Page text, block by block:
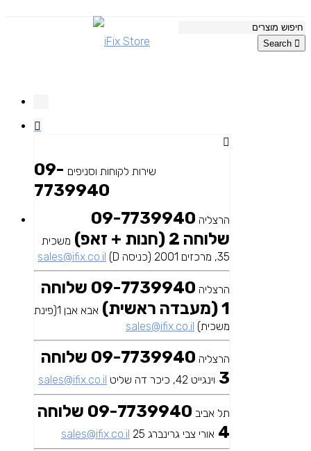
Search
שירות לקוחות וסניפים 09-
7739940
הרצליה 09-7739940
שלוחה 2 (חנות + זאפ)
משכית
35, מרכזים 2001 (כניסה D)
sales@ifix.co.il
הרצליה
09-7739940 שלוחה
1 (מעבדה ראשית)
אבא אבן 1(פינת
משכית) sales@ifix.co.il
הרצליה
09-7739940 שלוחה
3 וינגייט 42, כיכר דה שליט sales@ifix.co.il
תל אביב
09-7739940 שלוחה
4 אורי צבי גרינברג 25 sales@ifix.co.il